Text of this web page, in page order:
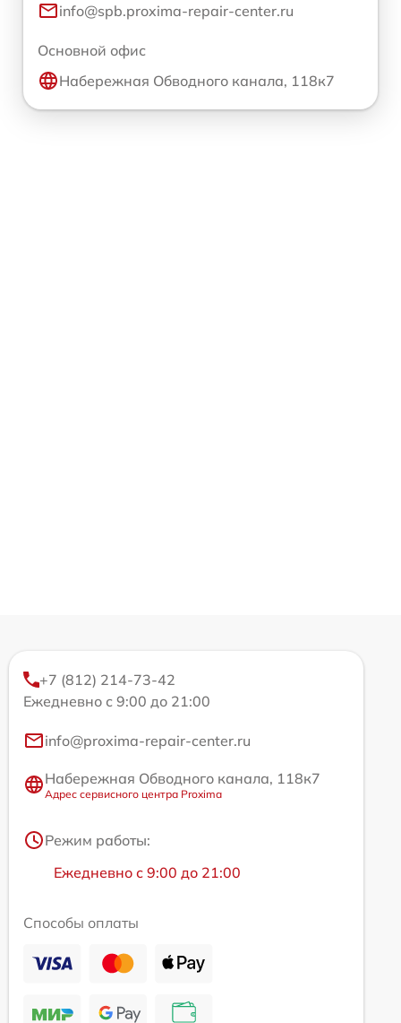
info@spb.proxima-repair-center.ru
Основной офис
Набережная Обводного канала, 118к7
+7 (812) 214-73-42
Ежедневно с 9:00 до 21:00
info@proxima-repair-center.ru
Набережная Обводного канала, 118к7
Адрес сервисного центра Proxima
Режим работы:
Ежедневно с 9:00 до 21:00
Способы оплаты